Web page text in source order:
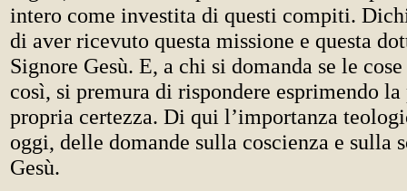
intero come investita di questi compiti.
di aver ricevuto questa missione e questa
Signore Gesù. E, a chi si domanda se le
così, si premura di rispondere esprimendo
propria certezza. Di qui l’importanza
oggi, delle domande sulla coscienza e sulla
Gesù.